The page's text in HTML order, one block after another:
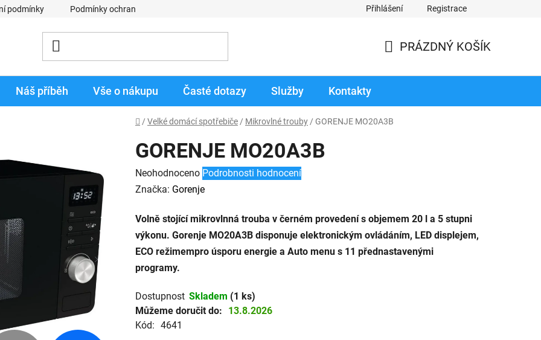
podmínky Podmínky ochrany osobních údajů Obchodní podmínky prodloužené záruky Reklamace zboží v záruční době
Přihlášení Registrace
PRÁZDNÝ KOŠÍK
Náš příběh Vše o nákupu Časté dotazy Služby Kontakty
Domů
/ Velké domácí spotřebiče / Mikrovlné trouby / GORENJE MO20A3B
GORENJE MO20A3B
Průměrné
hodnocení
je
0,0
z
5
Neohodnoceno Podrobnosti hodnocení
Značka: Gorenje
Volně stojící mikrovlnná trouba v černém provedení s objemem 20 l a 5 stupni
výkonu. Gorenje MO20A3B disponuje elektronickým ovládáním, LED displejem,
ECO režimempro úsporu energie a Auto menu s 11 přednastavenými
programy.
Dostupnost Skladem (1 ks)
Můžeme doručit do:
13.8.2026
Kód: 4641